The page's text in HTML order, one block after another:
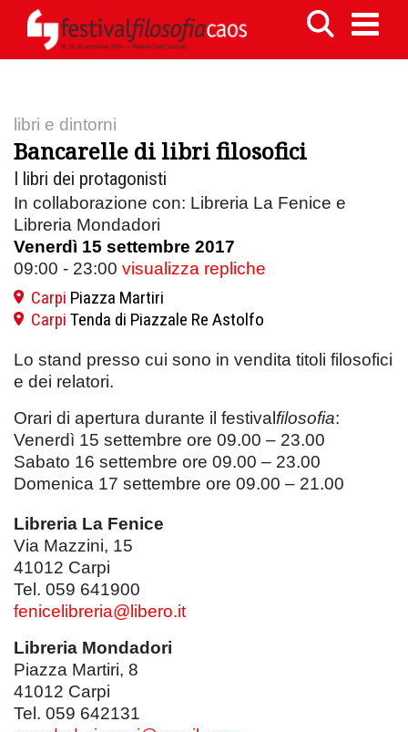
libri e dintorni
Bancarelle di libri filosofici
I libri dei protagonisti
In collaborazione con: Libreria La Fenice e
Libreria Mondadori
Venerdì 15 settembre 2017
09:00 - 23:00 visualizza repliche
Carpi Piazza Martiri
Carpi Tenda di Piazzale Re Astolfo
Lo stand presso cui sono in vendita titoli filosofici
e dei relatori.
Orari di apertura durante il festivalfilosofia:
Venerdì 15 settembre ore 09.00 – 23.00
Sabato 16 settembre ore 09.00 – 23.00
Domenica 17 settembre ore 09.00 – 21.00
Libreria La Fenice
Via Mazzini, 15
41012 Carpi
Tel. 059 641900
fenicelibreria@libero.it
Libreria Mondadori
Piazza Martiri, 8
41012 Carpi
Tel. 059 642131